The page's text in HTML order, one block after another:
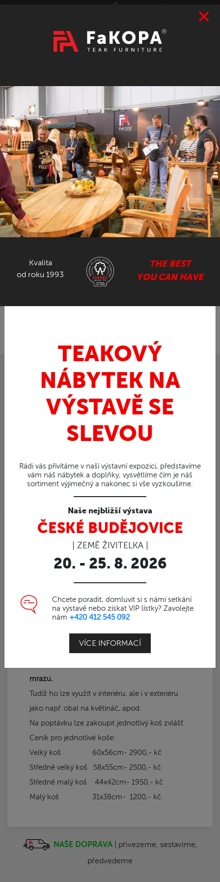
×
Kvalita
od roku 1993
THE BEST
YOU CAN HAVE
TEAKOVÝ
NÁBYTEK NA
VÝSTAVĚ SE
SLEVOU
Rádi vás přivítáme v naší výstavní expozici, představíme
vám náš nábytek a doplňky, vysvětlíme čím je náš
sortiment výjimečný a nakonec si vše vyzkoušíme.
Naše nejbližší výstava
ČESKÉ BUDĚJOVICE
| ZEMĚ ŽIVITELKA |
20. - 25. 8. 2026
Chcete poradit, domluvit si s námi setkání
na výstavě nebo získat VIP lístky? Zavolejte
nám +420 412 545 092
VÍCE INFORMACÍ
VÝSTAVY 2026
prázdný
CZK EUR
TEAK
ART / DOPLŇKY
RATAN
NÁBYTEK ZE SUARU
GASTRO NÁBYTEK
90%
Obj. číslo | 2302003
Ratanový set-Šedivá
odstín
Ratanový set proutěných košu z přírodního
mrazu.
Tudíž ho lze využít v interiéru, ale i v exteriéru
jako např. obal na květináč, apod.
Na poptávku lze zakoupit jednotlivý koš zvlášť.
Ceník pro jednotlivé koše:
Velký koš 60x56cm- 2900,- kč
Středně velký koš 58x55cm- 2500,- kč
Středně malý koš 44x42cm- 1950,- kč
Malý koš 31x38cm- 1200,- kč
NAŠE DOPRAVA| přivezeme, sestavíme,
předvedeme